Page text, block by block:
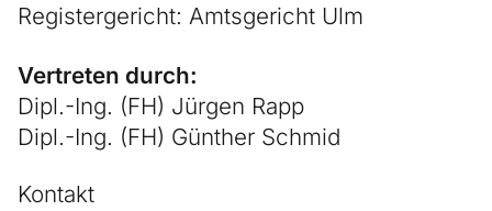
Registergericht: Amtsgericht Ulm
Vertreten durch:
Dipl.-Ing. (FH) Jürgen Rapp
Dipl.-Ing. (FH) Günther Schmid
Kontakt